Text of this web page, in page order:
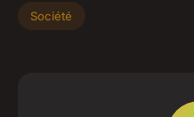
Société